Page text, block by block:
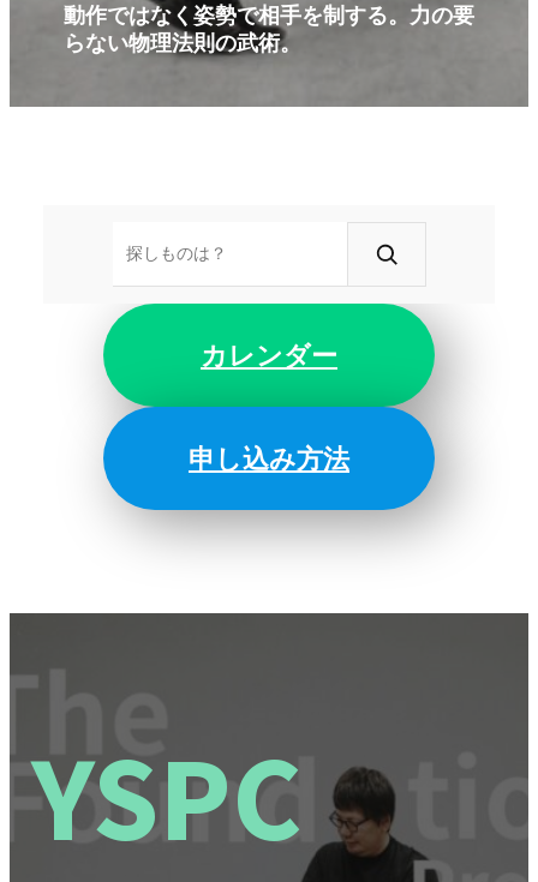
動作ではなく姿勢で相手を制する。力の要
らない物理法則の武術。
カレンダー
申し込み方法
YSPC